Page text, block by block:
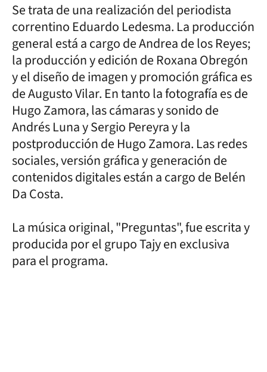
Se trata de una realización del periodista
correntino Eduardo Ledesma. La producción
general está a cargo de Andrea de los Reyes;
la producción y edición de Roxana Obregón
y el diseño de imagen y promoción gráfica es
de Augusto Vilar. En tanto la fotografía es de
Hugo Zamora, las cámaras y sonido de
Andrés Luna y Sergio Pereyra y la
postproducción de Hugo Zamora. Las redes
sociales, versión gráfica y generación de
contenidos digitales están a cargo de Belén
Da Costa.
La música original, "Preguntas", fue escrita y
producida por el grupo Tajy en exclusiva
para el programa.